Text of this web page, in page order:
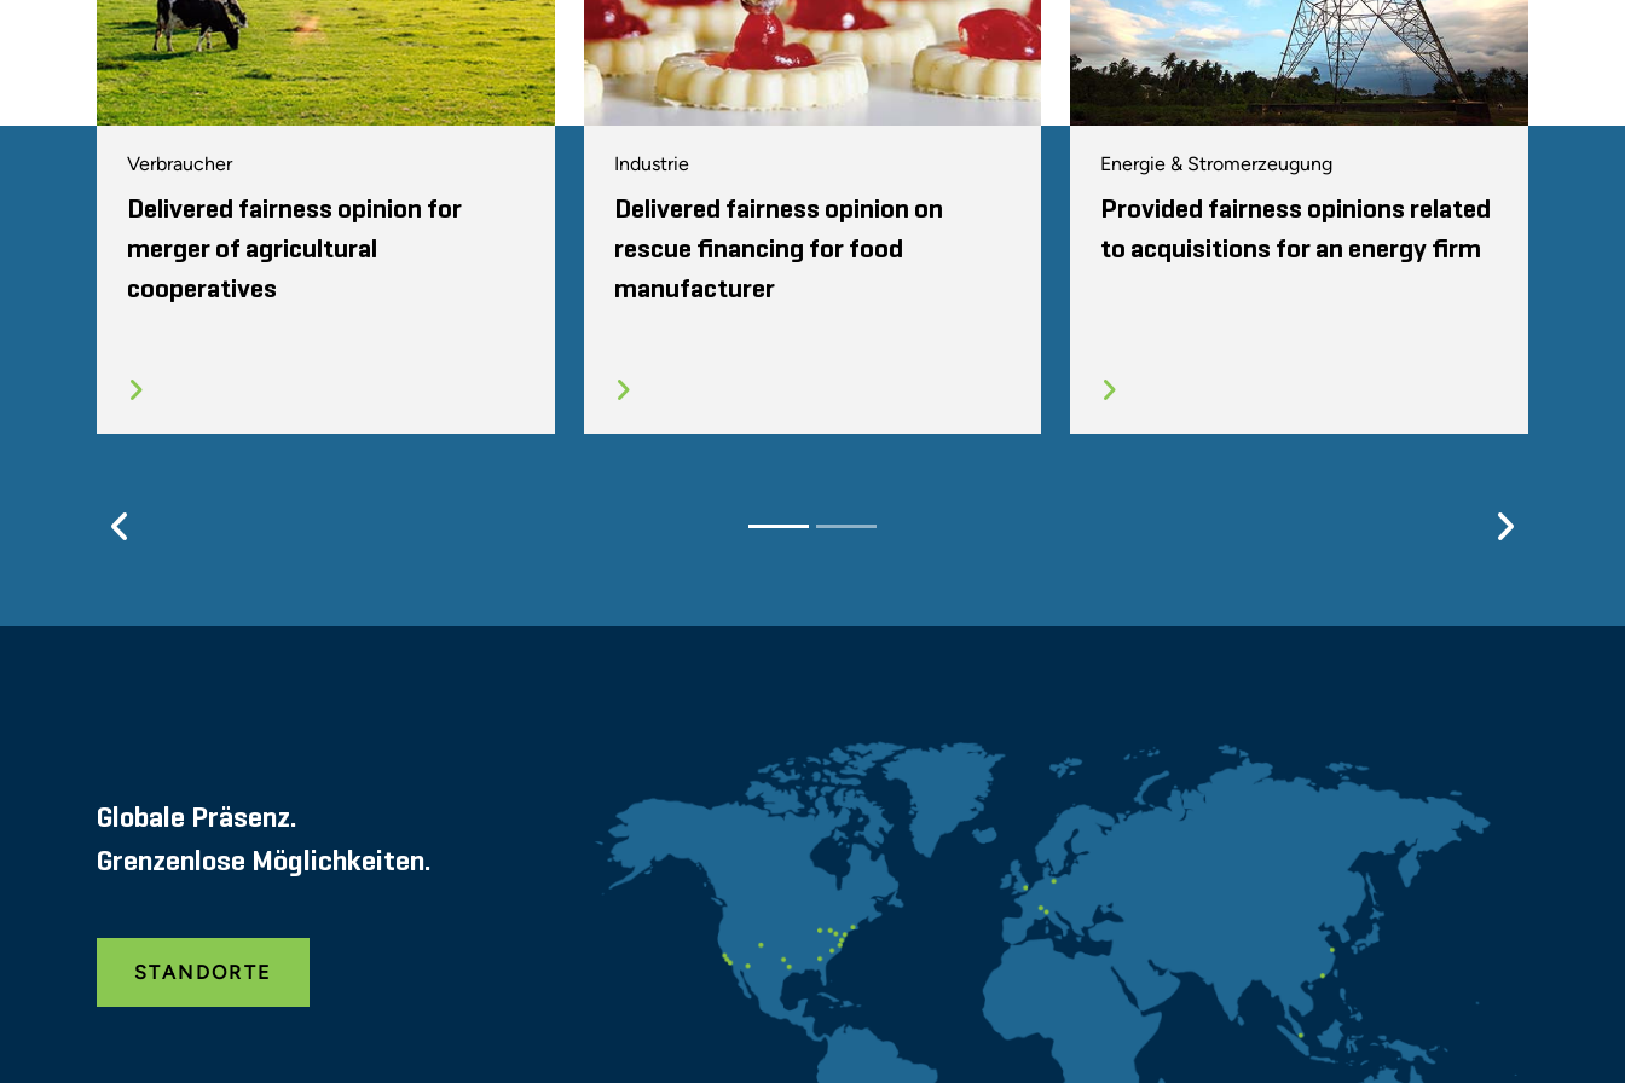
Verbraucher
Delivered fairness opinion for
merger of agricultural
cooperatives
Industrie
Delivered fairness opinion on
rescue financing for food
manufacturer
Energie & Stromerzeugung
Provided fairness opinions related
to acquisitions for an energy firm
Globale Präsenz.
Grenzenlose Möglichkeiten.
STANDORTE